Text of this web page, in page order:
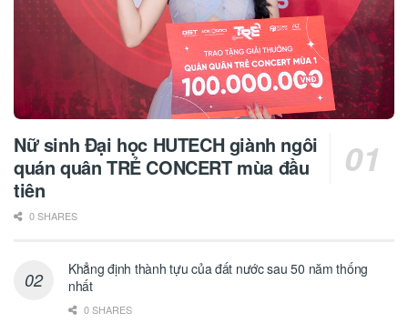
Nữ sinh Đại học HUTECH giành ngôi
quán quân TRẺ CONCERT mùa đầu
tiên
0 SHARES
Khẳng định thành tựu của đất nước sau 50 năm thống
nhất
0 SHARES